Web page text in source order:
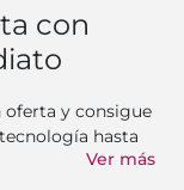
con
oferta y consigue
hasta
devuelve dinero
Ver más